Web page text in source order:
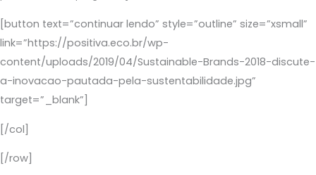
[button text=”continuar lendo” style=”outline” size=”xsmall”
link=”https://positiva.eco.br/wp-
content/uploads/2019/04/Sustainable-Brands-2018-discute-
a-inovacao-pautada-pela-sustentabilidade.jpg”
target=”_blank”]
[/col]
[/row]